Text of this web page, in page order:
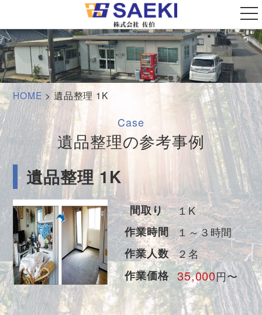
t
o
g
g
l
e
v
i
a
t
i
n
HOME>遺品整理 1K
Case
遺品整理の参考事例
遺品整理 1K
間取り
１K
作業時間 １～３時間
作業人数 ２名
作業価格 35,000円〜